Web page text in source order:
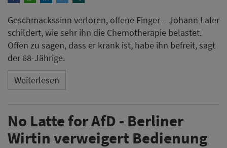
Geschmackssinn verloren, offene Finger – Johann Lafer
schildert, wie sehr ihn die Chemotherapie belastet.
Offen zu sagen, dass er krank ist, habe ihn befreit, sagt
der 68-Jährige.
Weiterlesen
No Latte for AfD - Berliner
Wirtin verweigert Bedienung